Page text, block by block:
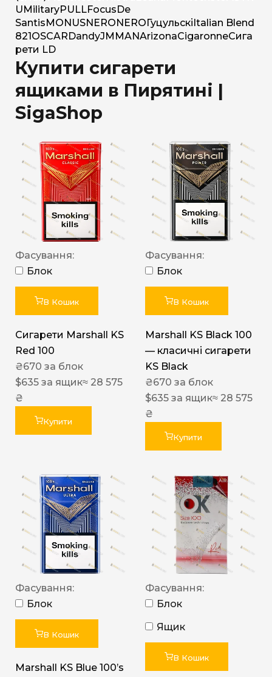
U MilitaryPULLFocus De
Santis MONUSNERO NERO Гуцульскі Italian Blend
821 OSCAR DandyJM MANArizonaCigaronneСига
рети LD
Купити сигарети
ящиками в Пирятині |
SigaShop
Фасування:
Блок
В Кошик
Сигарети Marshall KS
Red 100
₴670 за блок
$635 за ящик≈ 28 575
₴
Купити
Фасування:
Блок
В Кошик
Marshall KS Black 100
— класичні сигарети
KS Black
₴670 за блок
$635 за ящик≈ 28 575
₴
Купити
Фасування:
Блок
В Кошик
Marshall KS Blue 100’s
Фасування:
Блок
Ящик
В Кошик